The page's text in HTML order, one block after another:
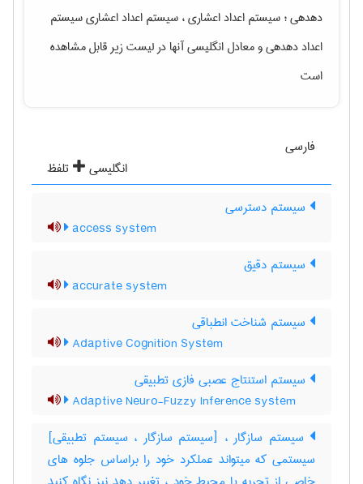
دهدهی ؛ سیستم اعداد اعشاری ، سیستم اعداد اعشاری سیستم
اعداد دهدهیو معادل انگلیسی آنها در لیست زیر قابل مشاهده
است
فارسی
انگلیسی
تلفظ
سیستم دسترسی
access system
سیستم دقیق
accurate system
سیستم شناخت انطباقی
Adaptive Cognition System
سیستم استنتاج عصبی فازی تطبیقی
Adaptive Neuro-Fuzzy Inference system
سیستم سازگار ، [سیستم سازگار ، سیستم تطبیقی]
سیستمی که میتواند عملکرد خود را براساس جلوه های